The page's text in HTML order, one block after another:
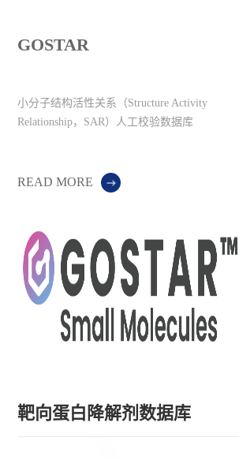
GOSTAR
小分子结构活性关系（Structure Activity
Relationship，SAR）人工校验数据库
READ MORE
靶向蛋白降解剂数据库